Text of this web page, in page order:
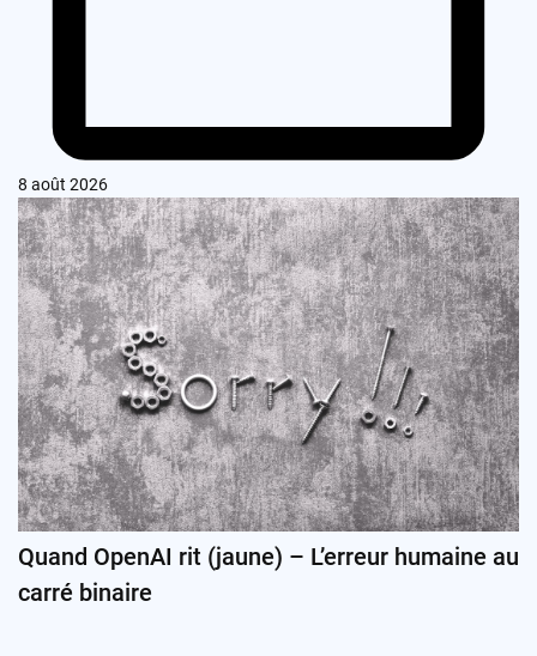
8 août 2026
Quand OpenAI rit (jaune) – L’erreur humaine au
carré binaire